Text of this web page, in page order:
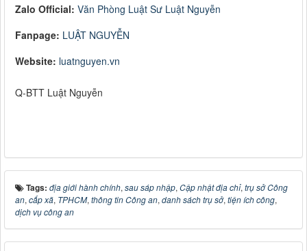
Zalo Official: Văn Phòng Luật Sư Luật Nguyễn
Fanpage: LUẬT NGUYỄN
Website: luatnguyen.vn
Q-BTT Luật Nguyễn
Tags: địa giới hành chính, sau sáp nhập, Cập nhật địa chỉ, trụ sở Công
an, cấp xã, TPHCM, thông tin Công an, danh sách trụ sở, tiện ích công,
dịch vụ công an